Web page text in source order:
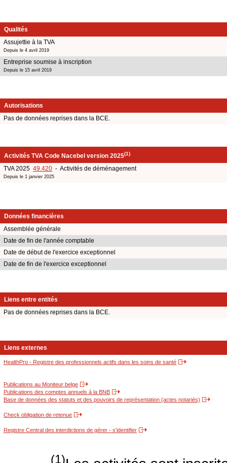
Qualités
Assujettie à la TVA
Depuis le 4 avril 2019
Entreprise soumise à inscription
Depuis le 15 avril 2019
Autorisations
Pas de données reprises dans la BCE.
Activités TVA Code Nacebel version 2025(1)
TVA 2025 49.420 - Activités de déménagement
Depuis le 1 janvier 2025
Données financières
Assemblée générale
Date de fin de l'année comptable
Date de début de l'exercice exceptionnel
Date de fin de l'exercice exceptionnel
Liens entre entités
Pas de données reprises dans la BCE.
Liens externes
HealthPro - Registre des professionnels actifs dans les soins de santé
Publications au Moniteur belge
Publications des comptes annuels à la BNB
Base de données des statuts et des pouvoirs de représentation (actes notariés)
Check obligation de retenue
Registre Central des interdictions de gérer - s'identifier
(1)